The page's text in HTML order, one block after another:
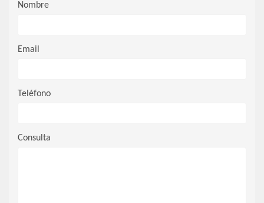
Nombre
Email
Teléfono
Consulta